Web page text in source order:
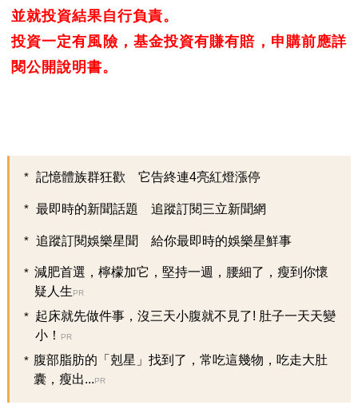
並就投資結果自行負責。
投資一定有風險，基金投資有賺有賠，申購前應詳
閱公開說明書。
記憶體族群狂歡 它告終連4亮紅燈漲停
最即時的新聞話題 追蹤訂閱三立新聞網
追蹤訂閱娛樂星聞 給你最即時的娛樂星鮮事
減肥首選，檸檬加它，堅持一週，腰細了，瘦到你懷
疑人生PR
起床就先做件事，沒三天小腹就不見了! 肚子一天天變
小！
PR
腹部脂肪的「剋星」找到了，常吃這幾物，吃走大肚
囊，瘦出...PR